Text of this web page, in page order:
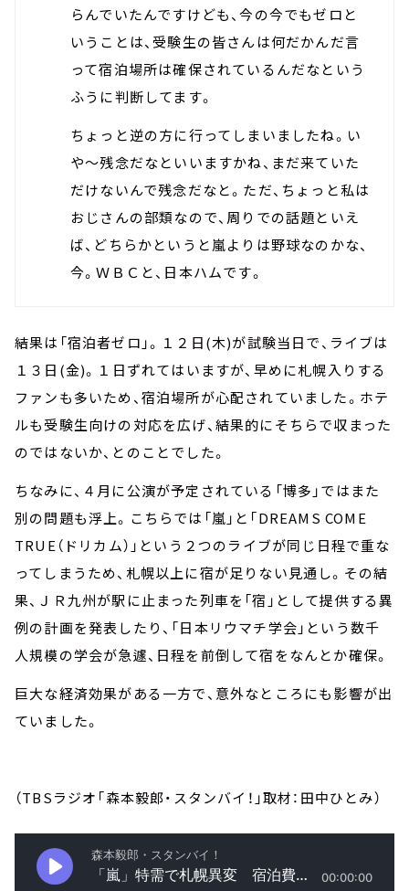
らんでいたんですけども、今の今でもゼロと
いうことは、受験生の皆さんは何だかんだ言
って宿泊場所は確保されているんだなという
ふうに判断してます。
ちょっと逆の方に行ってしまいましたね。い
や～残念だなといいますかね、まだ来ていた
だけないんで残念だなと。ただ、ちょっと私は
おじさんの部類なので、周りでの話題といえ
ば、どちらかというと嵐よりは野球なのかな、
今。ＷＢＣと、日本ハムです。
結果は「宿泊者ゼロ」。１２日(木)が試験当日で、ライブは
１３日(金)。１日ずれてはいますが、早めに札幌入りする
ファンも多いため、宿泊場所が心配されていました。ホテ
ルも受験生向けの対応を広げ、結果的にそちらで収まった
のではないか、とのことでした。
ちなみに、４月に公演が予定されている「博多」ではまた
別の問題も浮上。こちらでは「嵐」と「DREAMS COME
TRUE（ドリカム）」という２つのライブが同じ日程で重な
ってしまうため、札幌以上に宿が足りない見通し。その結
果、ＪＲ九州が駅に止まった列車を「宿」として提供する異
例の計画を発表したり、「日本リウマチ学会」という数千
人規模の学会が急遽、日程を前倒して宿をなんとか確保。
巨大な経済効果がある一方で、意外なところにも影響が出
ていました。
（TBSラジオ「森本毅郎・スタンバイ！」取材：田中ひとみ）